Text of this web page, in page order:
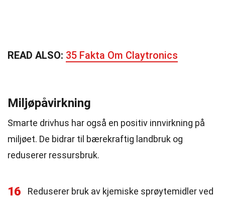
READ ALSO: 35 Fakta Om Claytronics
Miljøpåvirkning
Smarte drivhus har også en positiv innvirkning på
miljøet. De bidrar til bærekraftig landbruk og
reduserer ressursbruk.
16
Reduserer bruk av kjemiske sprøytemidler ved